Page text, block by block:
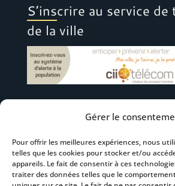
Gérer le
Pour offrir les meilleures expériences, nous
telles que les cookies pour stocker et/ou
appareils. Le fait de consentir à ces
traiter des données telles que le
S’inscrire au service
de la ville
Suivez-nous